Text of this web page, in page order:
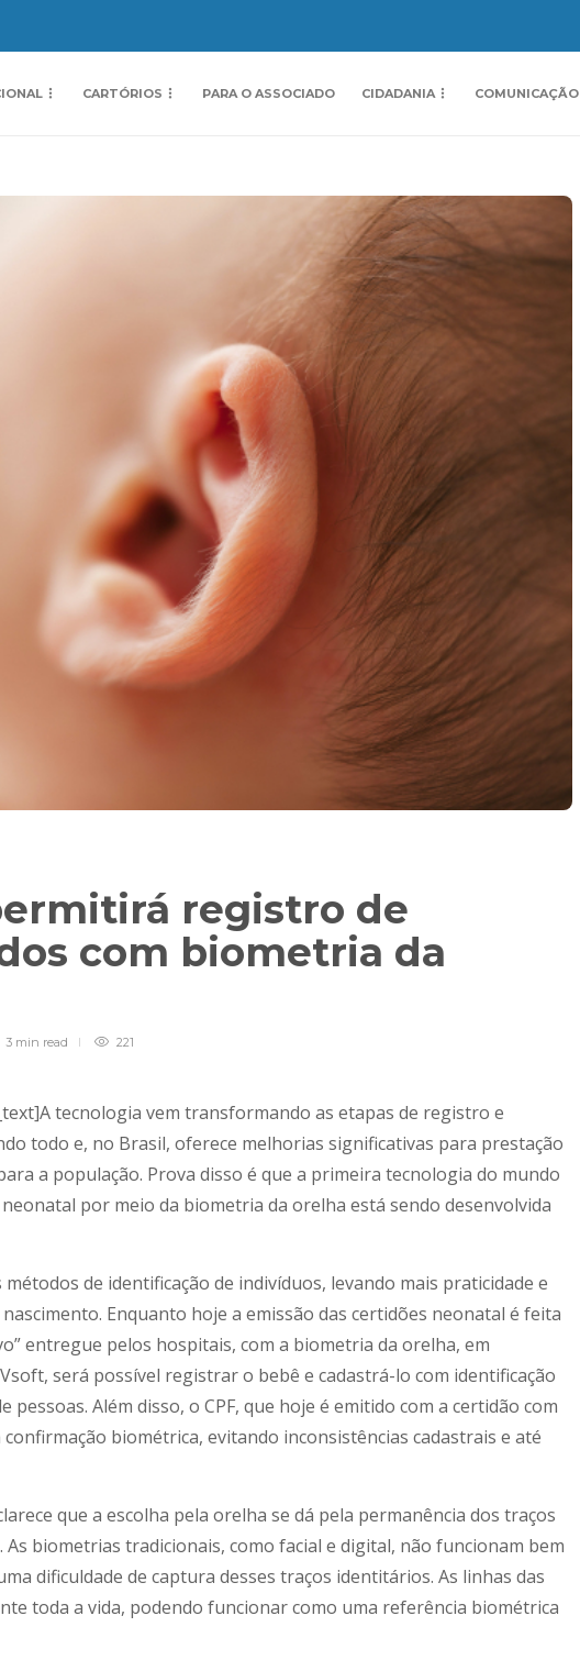
CARTÓRIOS PARA O ASSOCIADO CIDADANIA COMUNICAÇÃO
registro de
com biometria da
3 min read 221
tecnologia vem transformando as etapas de registro e
todo e, no Brasil, oferece melhorias significativas para prestação
a população. Prova disso é que a primeira tecnologia do mundo
por meio da biometria da orelha está sendo desenvolvida
de identificação de indivíduos, levando mais praticidade e
Enquanto hoje a emissão das certidões neonatal é feita
entregue pelos hospitais, com a biometria da orelha, em
será possível registrar o bebê e cadastrá-lo com identificação
Além disso, o CPF, que hoje é emitido com a certidão com
biométrica, evitando inconsistências cadastrais e até
que a escolha pela orelha se dá pela permanência dos traços
biometrias tradicionais, como facial e digital, não funcionam bem
dificuldade de captura desses traços identitários. As linhas das
toda a vida, podendo funcionar como uma referência biométrica